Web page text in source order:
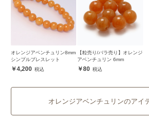
オレンジアベンチュリン8mm
シンプルブレスレット
4,200
【粒売り/バラ売り】オレンジ
アベンチュリン 6mm
80
オレンジアベンチュリンのアイ